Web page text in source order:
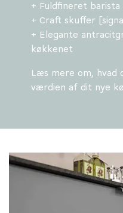
+ Fuldfineret barista
+ Craft skuffer
+ Elegante
køkkenet
Læs mere om, hvad
værdien af dit nye